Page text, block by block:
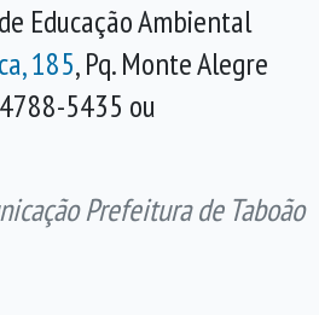
Educação Ambiental
185, Pq. Monte Alegre
5435 ou
Prefeitura de Taboão